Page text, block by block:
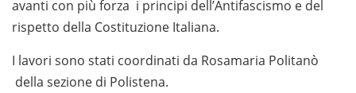
avanti con più forza i principi dell’Antifascismo e del
rispetto della Costituzione Italiana.
I lavori sono stati coordinati da Rosamaria Politanò
della sezione di Polistena.